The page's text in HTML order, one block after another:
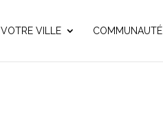
VOTRE VILLE COMMUNAUTÉ